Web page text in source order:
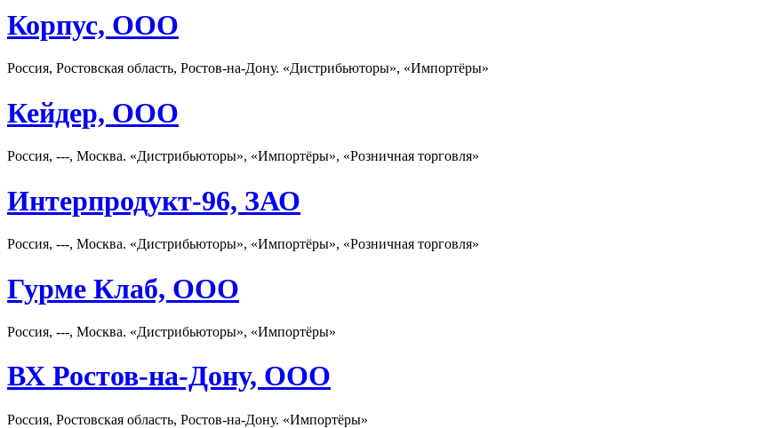
Корпус, ООО
Россия, Ростовская область, Ростов-на-Дону. «Дистрибьюторы», «Импортёры»
Кейдер, ООО
Россия, ---, Москва. «Дистрибьюторы», «Импортёры», «Розничная торговля»
Интерпродукт-96, ЗАО
Россия, ---, Москва. «Дистрибьюторы», «Импортёры», «Розничная торговля»
Гурме Клаб, ООО
Россия, ---, Москва. «Дистрибьюторы», «Импортёры»
ВХ Ростов-на-Дону, ООО
Россия, Ростовская область, Ростов-на-Дону. «Импортёры»